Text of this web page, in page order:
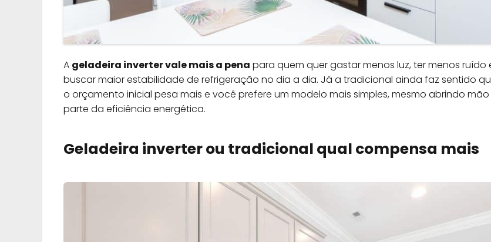
A geladeira inverter vale mais a pena para quem quer gastar menos luz, ter menos ruído
buscar maior estabilidade de refrigeração no dia a dia. Já a tradicional ainda faz sentido
o orçamento inicial pesa mais e você prefere um modelo mais simples, mesmo abrindo
parte da eficiência energética.
Geladeira inverter ou tradicional qual compensa mais